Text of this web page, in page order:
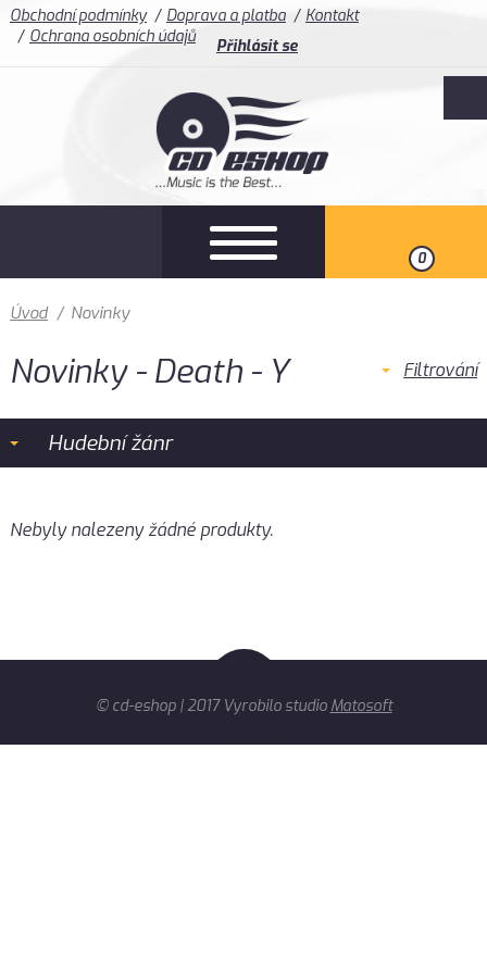
Obchodní podmínky Doprava a platba
Kontakt
Ochrana osobních údajů
Přihlásit se
0
Úvod / Novinky
Novinky - Death - Y Filtrování
Hudební žánr
Nebyly nalezeny žádné produkty.
© cd-eshop | 2017 Vyrobilo studio Matosoft